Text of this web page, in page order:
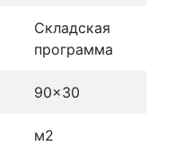
Складская
программа
90x30
м2